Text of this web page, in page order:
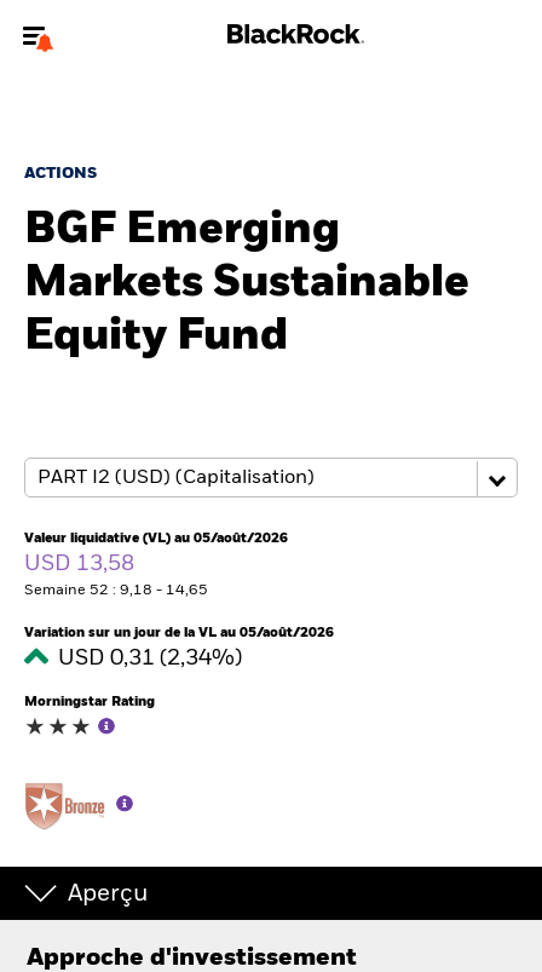
Nous connaître
Produits
Thèmes
Particuliers
France
Change location
Notre société
ACTIONS
BGF Emerging
Markets Sustainable
Equity Fund
Valeur liquidative (VL) au 05/août/2026
USD 13,58
Semaine 52 : 9,18 - 14,65
Variation sur un jour de la VL au 05/août/2026
USD 0,31 (2,34%)
Morningstar Rating
Aperçu
Approche d'investissement